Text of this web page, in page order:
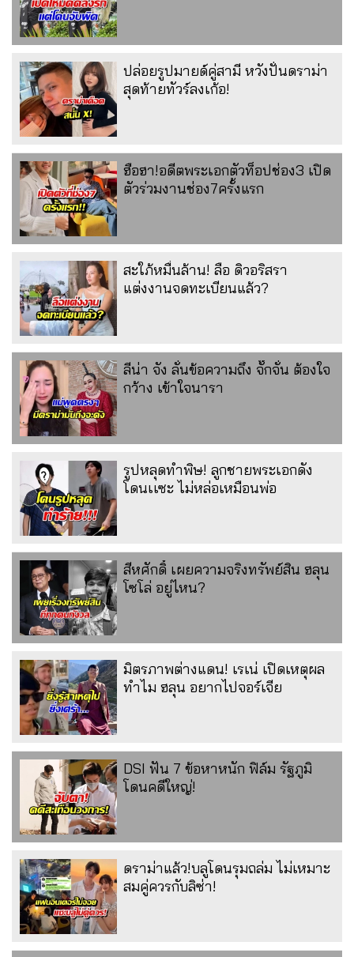
ปล่อยรูปมายด์คู่สามี หวังปั่นดราม่า
สุดท้ายทัวร์ลงเก้อ!
ฮือฮา!อดีตพระเอกตัวท็อปช่อง3 เปิด
ตัวร่วมงานช่อง7ครั้งแรก
สะใภ้หมื่นล้าน! ลือ ดิวอริสรา
แต่งงานจดทะเบียนแล้ว?
ลีน่า จัง ลั่นข้อความถึง จั๊กจั่น ต้องใจ
กว้าง เข้าใจนารา
รูปหลุดทำพิษ! ลูกชายพระเอกดัง
โดนเเซะ ไม่หล่อเหมือนพ่อ
สีหศักดิ์ เผยความจริงทรัพย์สิน ฮลุน
โซโล่ อยู่ไหน?
มิตรภาพต่างแดน! เรเน่ เปิดเหตุผล
ทำไม ฮลุน อยากไปจอร์เจีย
DSI ฟัน 7 ข้อหาหนัก ฟิล์ม รัฐภูมิ
โดนคดีใหญ่!
ดราม่าแล้ว!บลูโดนรุมถล่ม ไม่เหมาะ
สมคู่ควรกับลิซ่า!